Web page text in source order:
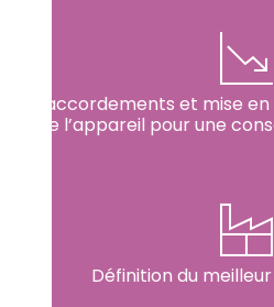
Raccordements et mise
de l’appareil pour une
Définition du